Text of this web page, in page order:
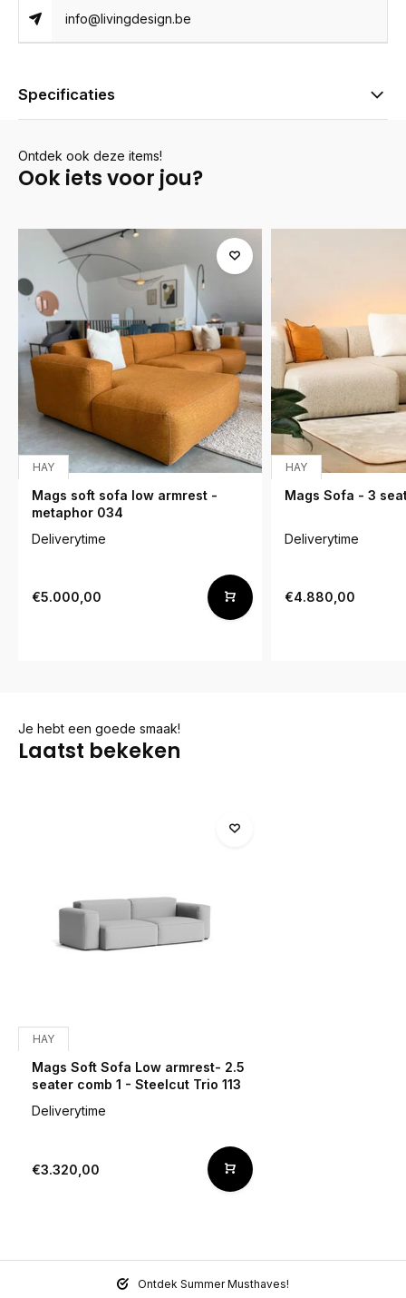
info@livingdesign.be
Specificaties
Ontdek ook deze items!
Ook iets voor jou?
HAY
Mags soft sofa low armrest -
metaphor 034
Deliverytime
€5.000,00
HAY
Mags Sofa - 3
Deliverytime
€4.880,00
Je hebt een goede smaak!
Laatst bekeken
HAY
Mags Soft Sofa Low armrest- 2.5
seater comb 1 - Steelcut Trio 113
Deliverytime
€3.320,00
Ontdek Summer Musthaves!